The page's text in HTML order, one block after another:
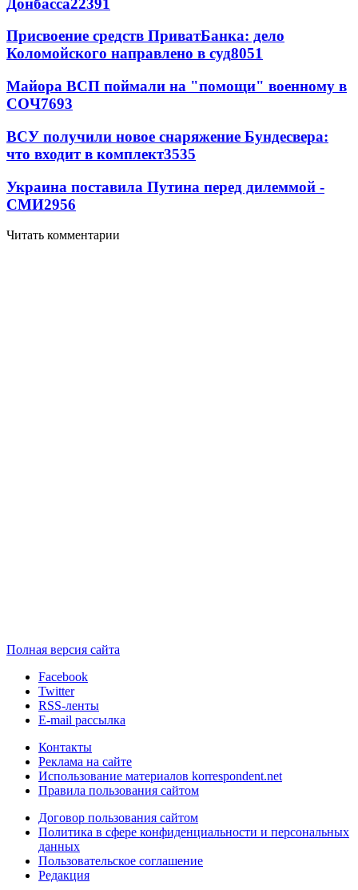
Присвоение средств ПриватБанка: дело
Коломойского направлено в суд8051
Майора ВСП поймали на "помощи" военному в
СОЧ7693
ВСУ получили новое снаряжение Бундесвера:
что входит в комплект3535
Украина поставила Путина перед дилеммой -
СМИ2956
Читать комментарии
Полная версия сайта
Facebook
Twitter
RSS-ленты
E-mail рассылка
Контакты
Реклама на сайте
Использование материалов korrespondent.net
Правила пользования сайтом
Договор пользования сайтом
Политика в сфере конфиденциальности и персональных
данных
Пользовательское соглашение
Редакция